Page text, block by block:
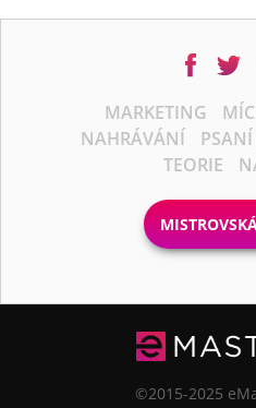
MARKETING
NAHRÁVÁNÍ
TEORIE
©2015-2025